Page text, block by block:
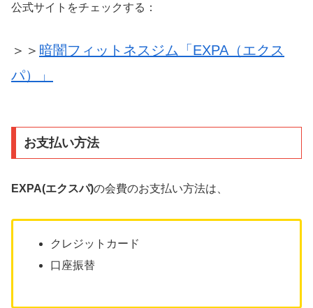
公式サイトをチェックする：
＞＞ 暗闇フィットネスジム「EXPA（エクス
パ）」
お支払い方法
EXPA(エクスパ)の会費のお支払い方法は、
クレジットカード
口座振替